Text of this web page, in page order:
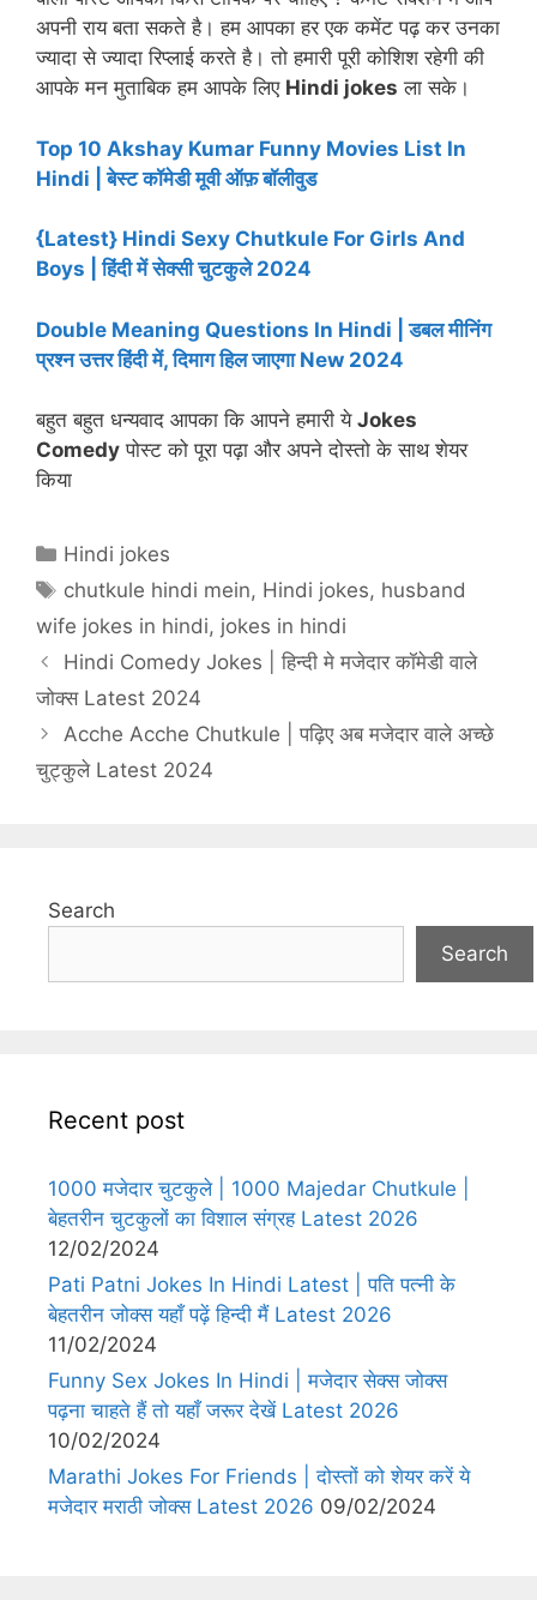
अपनी राय बता सकते है। हम आपका हर एक कमेंट पढ़ कर उनका
ज्यादा से ज्यादा रिप्लाई करते है। तो हमारी पूरी कोशिश रहेगी की
आपके मन मुताबिक हम आपके लिए Hindi jokes ला सके।
Top 10 Akshay Kumar Funny Movies List In
Hindi | बेस्ट कॉमेडी मूवी ऑफ़ बॉलीवुड
{Latest} Hindi Sexy Chutkule For Girls And
Boys | हिंदी में सेक्सी चुटकुले 2024
Double Meaning Questions In Hindi | डबल मीनिंग
प्रश्न उत्तर हिंदी में, दिमाग हिल जाएगा New 2024
बहुत बहुत धन्यवाद आपका कि आपने हमारी ये Jokes
Comedy पोस्ट को पूरा पढ़ा और अपने दोस्तो के साथ शेयर
किया
Categories
Hindi jokes
Tags
chutkule hindi mein, Hindi jokes, husband
wife jokes in hindi, jokes in hindi
Hindi Comedy Jokes | हिन्दी मे मजेदार कॉमेडी वाले
जोक्स Latest 2024
Acche Acche Chutkule | पढ़िए अब मजेदार वाले अच्छे
चुट्कुले Latest 2024
Search
Search
Recent post
1000 मजेदार चुटकुले | 1000 Majedar Chutkule |
बेहतरीन चुटकुलों का विशाल संग्रह Latest 2026
12/02/2024
Pati Patni Jokes In Hindi Latest | पति पत्नी के
बेहतरीन जोक्स यहाँ पढ़ें हिन्दी मैं Latest 2026
11/02/2024
Funny Sex Jokes In Hindi | मजेदार सेक्स जोक्स
पढ़ना चाहते हैं तो यहाँ जरूर देखें Latest 2026
10/02/2024
Marathi Jokes For Friends | दोस्तों को शेयर करें ये
मजेदार मराठी जोक्स Latest 2026 09/02/2024